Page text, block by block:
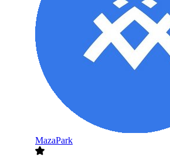
MazaPark